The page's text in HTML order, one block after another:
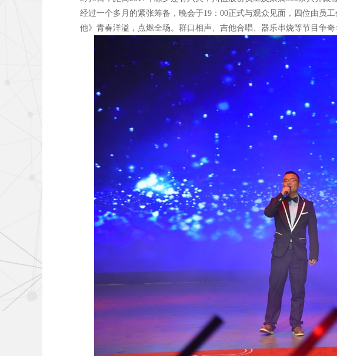
经过一个多月的紧张筹备，晚会于19 ：00正式与观众见面，四位由员
他》青春洋溢，点燃全场。群口相声、吉他合唱、器乐串烧等节目争奇